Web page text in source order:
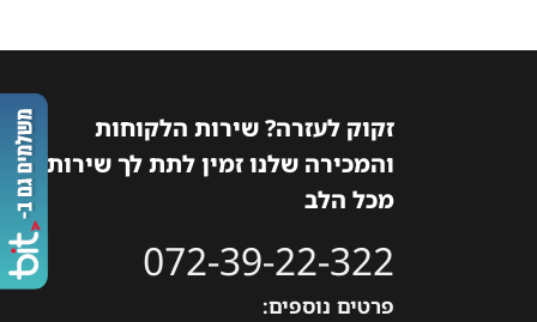
זקוק לעזרה? שירות הלקוחות
והמכירה שלנו זמין לתת לך שירות
מכל הלב
072-39-22-322
פרטים נוספים: